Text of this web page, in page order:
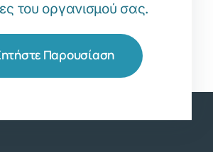
του οργανισμού σας.
Παρουσίαση